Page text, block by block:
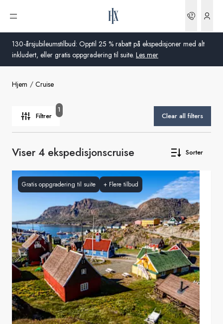
130-årsjubileumstilbud: Opptil 25 % rabatt på ekspedisjoner med alt
inkludert, eller gratis oppgradering til suite. Les mer
Åpne meny
Norge
Australia
Storbritannia
USA
Tyskland
Frankrike
Sverige
Danmark
Norge
Global
Hjem Cruise
Filtrer
1
Clear all filters
Viser 4 ekspedisjonscruise Sorter
Gratis oppgradering til suite + Flere tilbud